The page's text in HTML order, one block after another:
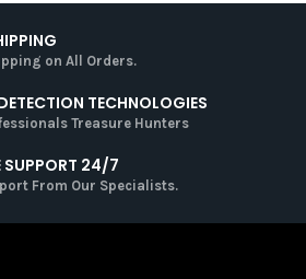
on All Orders.
TECHNOLOGIES
Treasure Hunters
SUPPORT 24/7
From Our Specialists.